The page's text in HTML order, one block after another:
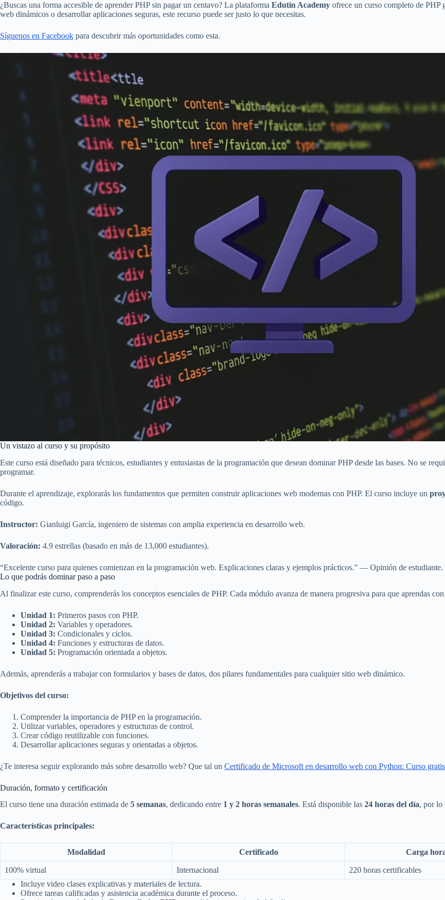
¿Buscas una forma accesible de aprender PHP sin pagar un centavo? La plataforma Edutin Academy ofrece un curso completo de PHP
web dinámicos o desarrollar aplicaciones seguras, este recurso puede ser justo lo que necesitas.
Síguenos en Facebook para descubrir más oportunidades como esta.
Un vistazo al curso y su propósito
Este curso está diseñado para técnicos, estudiantes y entusiastas de la programación que desean dominar PHP desde las bases. No se
programar.
Durante el aprendizaje, explorarás los fundamentos que permiten construir aplicaciones web modernas con PHP. El curso incluye un
código.
Instructor: Gianluigi García, ingeniero de sistemas con amplia experiencia en desarrollo web.
Valoración: 4.9 estrellas (basado en más de 13,000 estudiantes).
“Excelente curso para quienes comienzan en la programación web. Explicaciones claras y ejemplos prácticos.” — Opinión de estudiante.
Lo que podrás dominar paso a paso
Al finalizar este curso, comprenderás los conceptos esenciales de PHP. Cada módulo avanza de manera progresiva para que aprendas
Unidad 1: Primeros pasos con PHP.
Unidad 2: Variables y operadores.
Unidad 3: Condicionales y ciclos.
Unidad 4: Funciones y estructuras de datos.
Unidad 5: Programación orientada a objetos.
Además, aprenderás a trabajar con formularios y bases de datos, dos pilares fundamentales para cualquier sitio web dinámico.
Objetivos del curso:
Comprender la importancia de PHP en la programación.
Utilizar variables, operadores y estructuras de control.
Crear código reutilizable con funciones.
Desarrollar aplicaciones seguras y orientadas a objetos.
¿Te interesa seguir explorando más sobre desarrollo web? Que tal un Certificado de Microsoft en desarrollo web con Python: Curso
Duración, formato y certificación
El curso tiene una duración estimada de 5 semanas, dedicando entre 1 y 2 horas semanales. Está disponible las 24 horas del día, por lo
Características principales:
Modalidad Certificado Carga
100% virtual Internacional 220 horas certificables
Incluye video clases explicativas y materiales de lectura.
Ofrece tareas calificadas y asistencia académica durante el proceso.